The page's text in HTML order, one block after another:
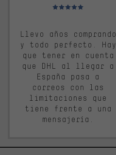
Valoración media: 5 de 5
Llevo años comprando
y todo perfecto. Hay
que tener en cuenta
que DHL al llegar a
España pasa a
correos con las
limitaciones que
tiene frente a una
mensajería.